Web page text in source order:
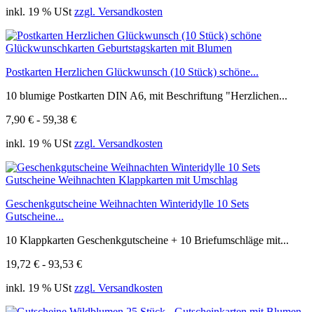
inkl. 19 % USt zzgl. Versandkosten
Postkarten Herzlichen Glückwunsch (10 Stück) schöne...
10 blumige Postkarten DIN A6, mit Beschriftung "Herzlichen...
7,90 € - 59,38 €
inkl. 19 % USt zzgl. Versandkosten
Geschenkgutscheine Weihnachten Winteridylle 10 Sets
Gutscheine...
10 Klappkarten Geschenkgutscheine + 10 Briefumschläge mit...
19,72 € - 93,53 €
inkl. 19 % USt zzgl. Versandkosten